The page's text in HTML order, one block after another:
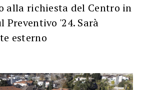
alla richiesta del Centro in
Preventivo '24. Sarà
esterno